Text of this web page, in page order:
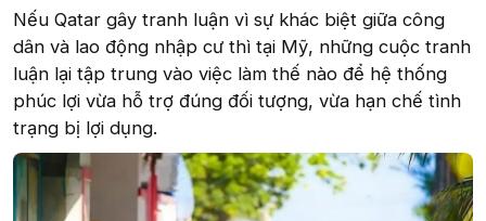
Nếu Qatar gây tranh luận vì sự khác biệt giữa công
dân và lao động nhập cư thì tại Mỹ, những cuộc tranh
luận lại tập trung vào việc làm thế nào để hệ thống
phúc lợi vừa hỗ trợ đúng đối tượng, vừa hạn chế tình
trạng bị lợi dụng.